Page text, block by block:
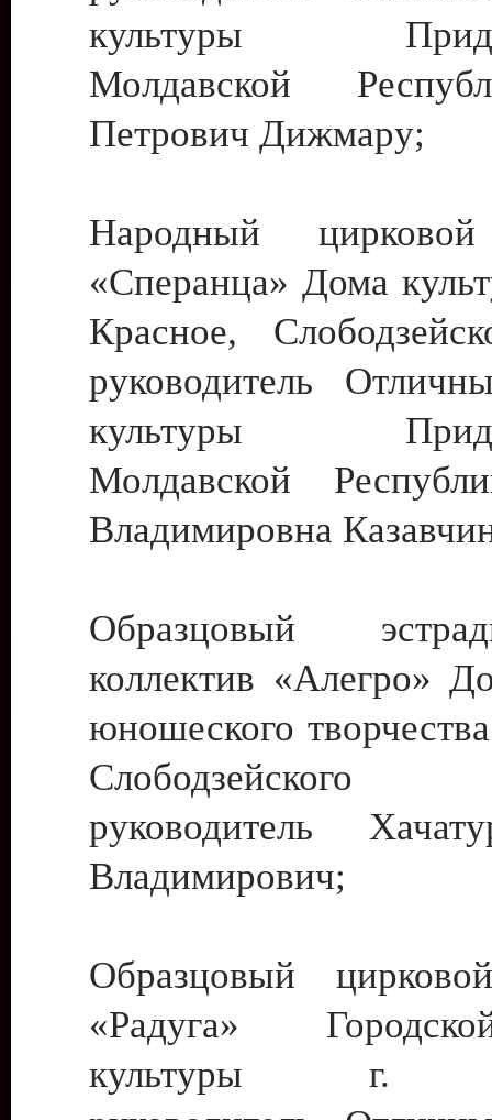
культуры
Молдавской
Петрович Дижмару;
Народный цирковой
«Сперанца» Дома
Красное,
руководитель
культуры
Молдавской
Владимировна
Образцовый
коллектив «Алегро»
юношеского
руководитель
Владимирович;
Образцовый
«Радуга»
культуры г.